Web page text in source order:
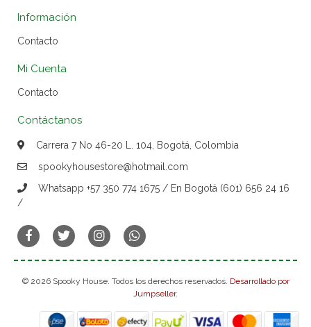
Información
Contacto
Mi Cuenta
Contacto
Contáctanos
Carrera 7 No 46-20 L. 104, Bogotá, Colombia
spookyhousestore@hotmail.com
Whatsapp +57 350 774 1675 / En Bogotá (601) 656 24 16
/
© 2026 Spooky House. Todos los derechos reservados. Desarrollado por
Jumpseller.